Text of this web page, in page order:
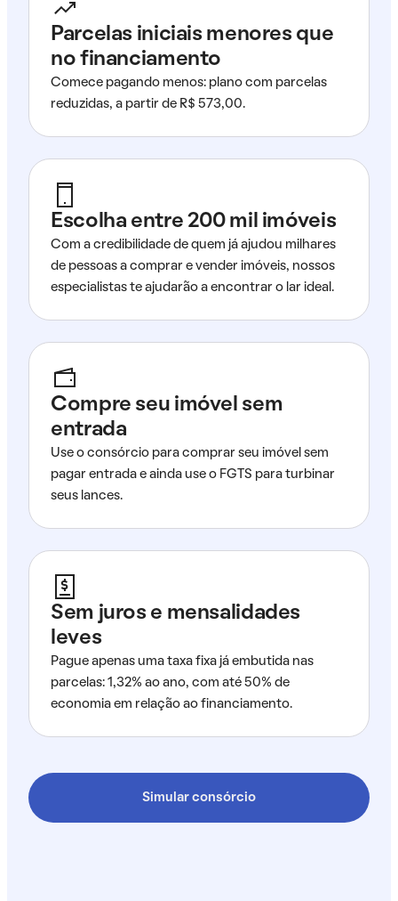
Parcelas iniciais menores que
no financiamento
Comece pagando menos: plano com parcelas
reduzidas, a partir de R$ 573,00.
Escolha entre 200 mil imóveis
Com a credibilidade de quem já ajudou milhares
de pessoas a comprar e vender imóveis, nossos
especialistas te ajudarão a encontrar o lar ideal.
Compre seu imóvel sem
entrada
Use o consórcio para comprar seu imóvel sem
pagar entrada e ainda use o FGTS para turbinar
seus lances.
Sem juros e mensalidades
leves
Pague apenas uma taxa fixa já embutida nas
parcelas: 1,32% ao ano, com até 50% de
economia em relação ao financiamento.
Simular consórcio